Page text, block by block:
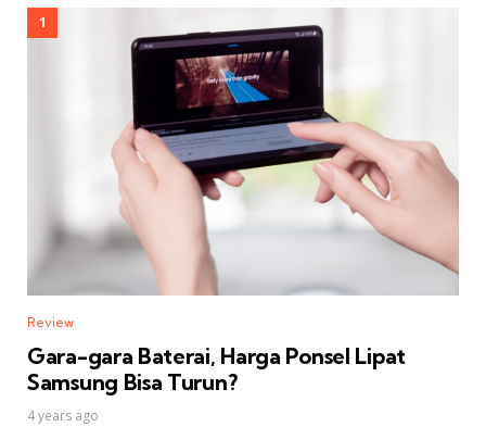
Review
Gara-gara Baterai, Harga Ponsel Lipat
Samsung Bisa Turun?
4 years ago